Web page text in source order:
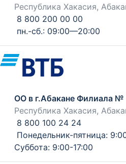
Республика Хакасия,
8 800 200 00 00
пн.-сб.: 09:00—20:00
ОО в г.Абакане Филиала №
Республика Хакасия,
8 800 100 24 24
Понедельник-пятница:
Суббота: 9:00-17:00